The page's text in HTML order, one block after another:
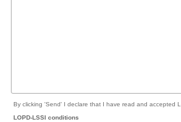
By clicking 'Send' I declare that I have read and accepted
LOPD-LSSI conditions